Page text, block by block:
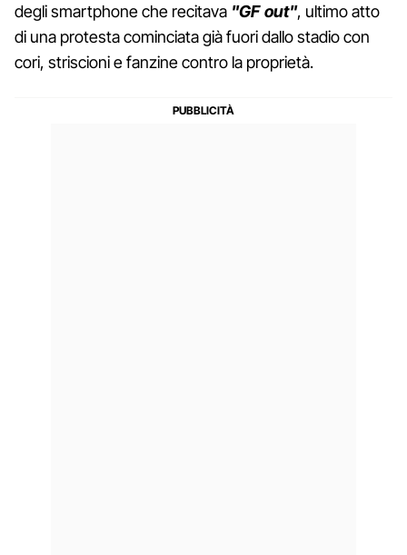
degli smartphone che recitava "GF out", ultimo atto
di una protesta cominciata già fuori dallo stadio con
cori, striscioni e fanzine contro la proprietà.